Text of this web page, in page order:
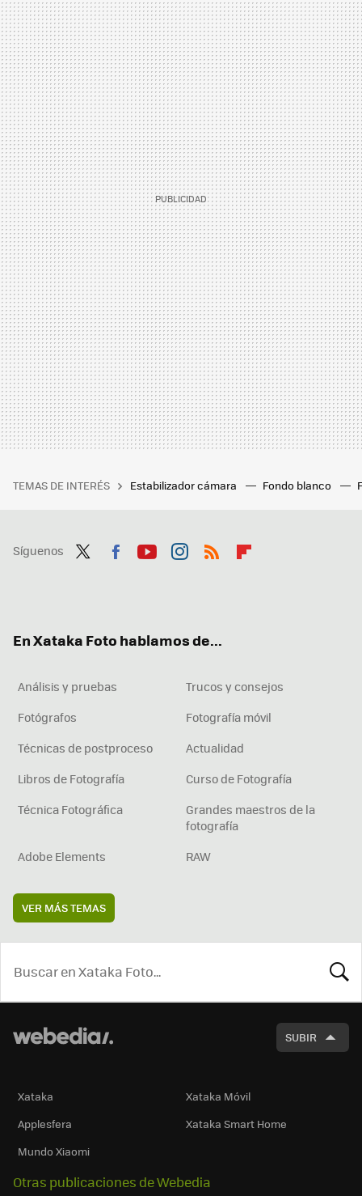
TEMAS DE INTERÉS Estabilizador cámara Fondo blanco
Síguenos
En Xataka Foto hablamos de...
Análisis y pruebas
Trucos y consejos
Fotógrafos
Fotografía móvil
Técnicas de postproceso
Actualidad
Libros de Fotografía
Curso de Fotografía
Técnica Fotográfica
Grandes maestros de la
fotografía
Adobe Elements
RAW
VER MÁS TEMAS
SUBIR
Xataka
Xataka Móvil
Applesfera
Xataka Smart Home
Mundo Xiaomi
Otras publicaciones de Webedia